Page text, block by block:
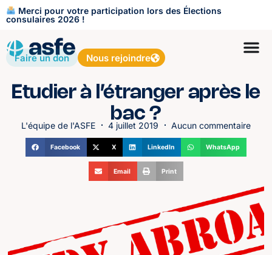
Merci pour votre participation lors des Élections
consulaires 2026 !
Faire un don Nous rejoindre
Etudier à l’étranger après le
bac ?
L'équipe de l'ASFE 4 juillet 2019 Aucun commentaire
Facebook X LinkedIn WhatsApp
Email Print